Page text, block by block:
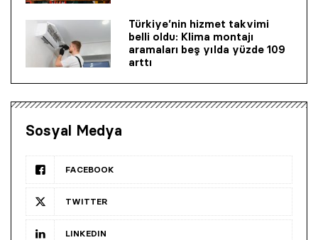
Türkiye’nin hizmet takvimi
belli oldu: Klima montajı
aramaları beş yılda yüzde 109
arttı
Sosyal Medya
FACEBOOK
TWITTER
LINKEDIN